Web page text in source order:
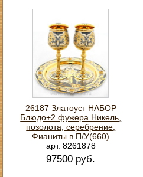
26187 Златоуст НАБОР
Блюдо+2 фужера Никель,
позолота, серебрение,
Фианиты в П/У(660)
арт. 8261878
97500 руб.